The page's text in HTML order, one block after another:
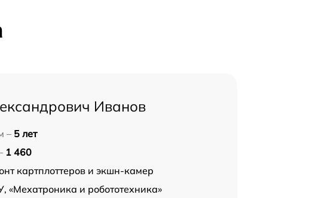
Иванов
– 5 лет
1 460
картплоттеров и экшн-камер
«Мехатроника и робототехника»